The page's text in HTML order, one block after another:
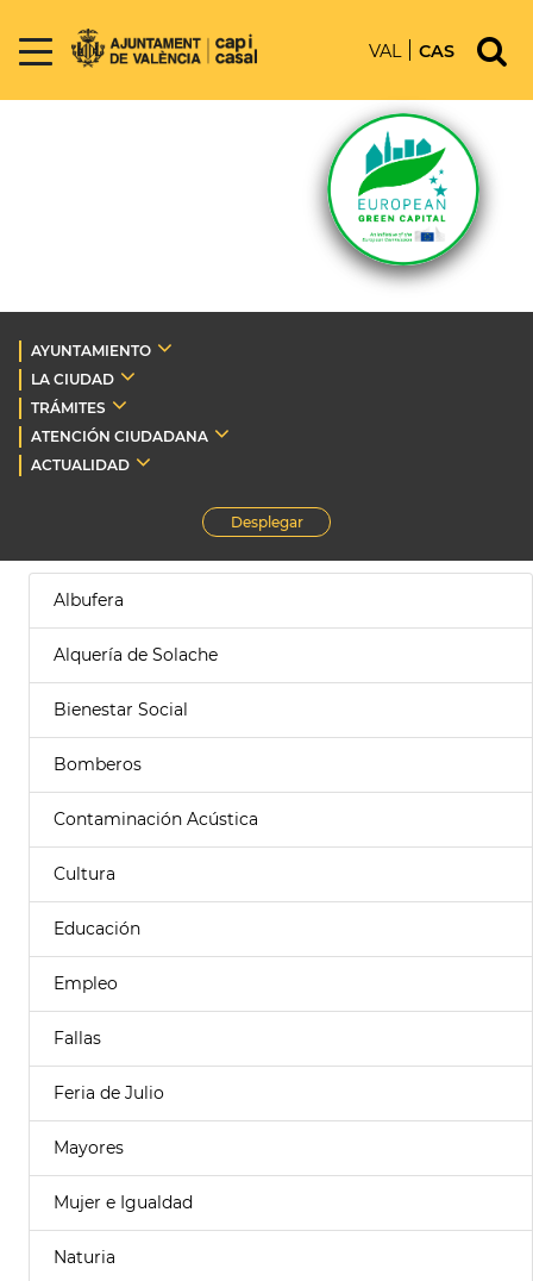
VAL CAS
AYUNTAMIENTO
LA CIUDAD
TRÁMITES
ATENCIÓN CIUDADANA
ACTUALIDAD
Desplegar
Albufera
Alquería de Solache
Bienestar Social
Bomberos
Contaminación Acústica
Cultura
Educación
Empleo
Fallas
Feria de Julio
Mayores
Mujer e Igualdad
Naturia